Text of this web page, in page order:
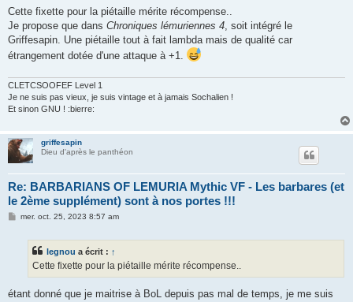
Cette fixette pour la piétaille mérite récompense..
Je propose que dans Chroniques lémuriennes 4, soit intégré le
Griffesapin. Une piétaille tout à fait lambda mais de qualité car
étrangement dotée d'une attaque à +1.
CLETCSOOFEF Level 1
Je ne suis pas vieux, je suis vintage et à jamais Sochalien !
Et sinon GNU ! :bierre:
griffesapin
Dieu d'après le panthéon
Re: BARBARIANS OF LEMURIA Mythic VF - Les barbares (et
le 2ème supplément) sont à nos portes !!!
Mmer. oct. 25, 2023 8:57 am
legnou a écrit : ↑
Cette fixette pour la piétaille mérite récompense..
étant donné que je maitrise à BoL depuis pas mal de temps, je me suis